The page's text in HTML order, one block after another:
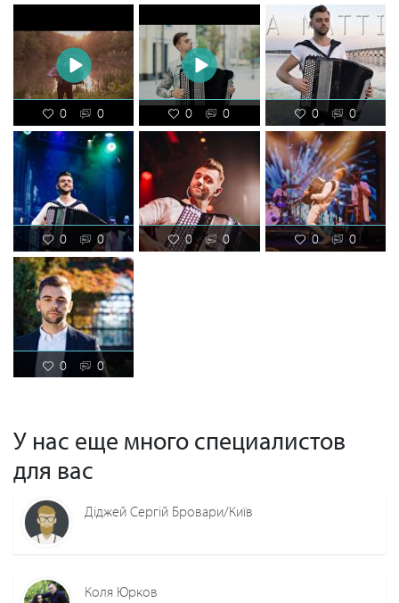
0 0 0 0 0 0
0 0 0 0 0 0
0 0
У нас еще много специалистов
для вас
Діджей Сергій Бровари/Київ
Коля Юрков